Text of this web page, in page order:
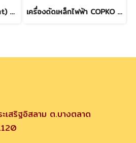
เครื่องดัดเหล็กนิมุท(Nimut) ขนาด 25 mm.มือสอง (รุ่นใหม่) เครื่องดัดเหล็กไฟฟ้า COPKO 32mm.
เสริฐอิสลาม ต.บางตลาด